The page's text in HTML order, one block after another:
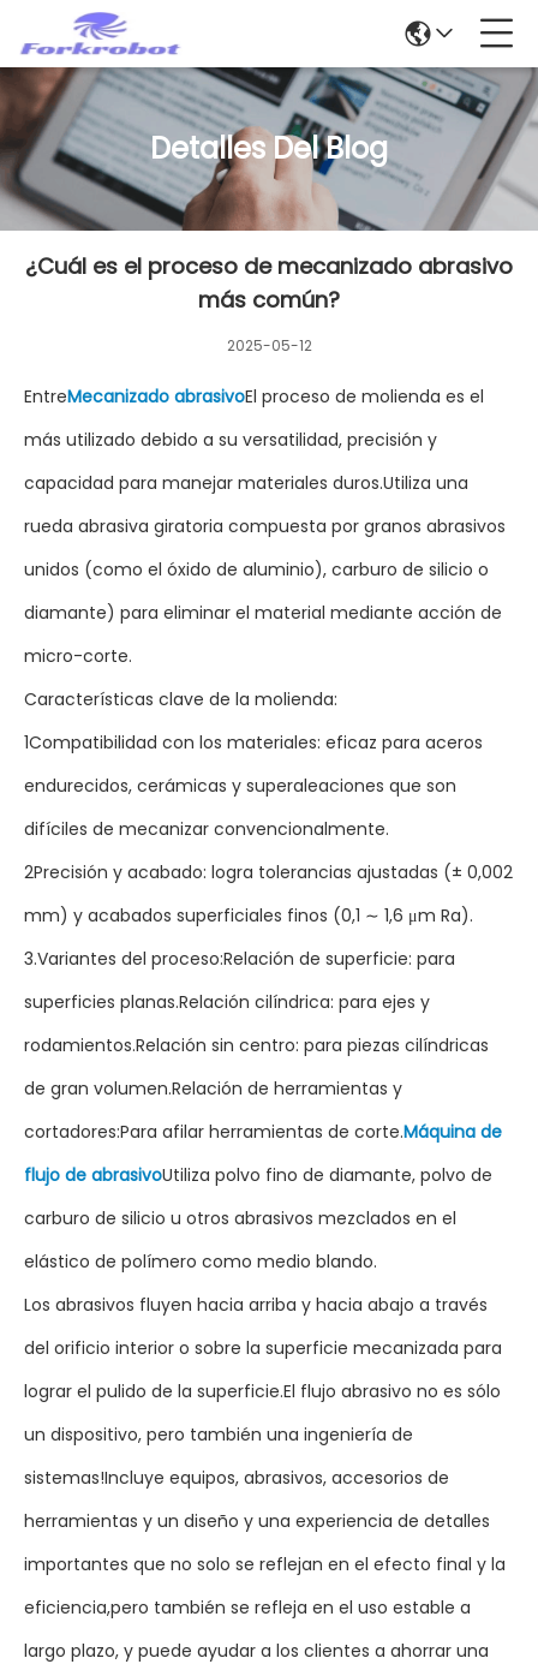
Detalles Del Blog
¿Cuál es el proceso de mecanizado abrasivo
más común?
2025-05-12
EntreMecanizado abrasivoEl proceso de molienda es el
más utilizado debido a su versatilidad, precisión y
capacidad para manejar materiales duros.Utiliza una
rueda abrasiva giratoria compuesta por granos abrasivos
unidos (como el óxido de aluminio), carburo de silicio o
diamante) para eliminar el material mediante acción de
micro-corte.
Características clave de la molienda:
1Compatibilidad con los materiales: eficaz para aceros
endurecidos, cerámicas y superaleaciones que son
difíciles de mecanizar convencionalmente.
2Precisión y acabado: logra tolerancias ajustadas (± 0,002
mm) y acabados superficiales finos (0,1 ∼ 1,6 μm Ra).
3.Variantes del proceso:Relación de superficie: para
superficies planas.Relación cilíndrica: para ejes y
rodamientos.Relación sin centro: para piezas cilíndricas
de gran volumen.Relación de herramientas y
cortadores:Para afilar herramientas de corte.Máquina de
flujo de abrasivoUtiliza polvo fino de diamante, polvo de
carburo de silicio u otros abrasivos mezclados en el
elástico de polímero como medio blando.
Los abrasivos fluyen hacia arriba y hacia abajo a través
del orificio interior o sobre la superficie mecanizada para
lograr el pulido de la superficie.El flujo abrasivo no es sólo
un dispositivo, pero también una ingeniería de
sistemas!Incluye equipos, abrasivos, accesorios de
herramientas y un diseño y una experiencia de detalles
importantes que no solo se reflejan en el efecto final y la
eficiencia,pero también se refleja en el uso estable a
largo plazo, y puede ayudar a los clientes a ahorrar una